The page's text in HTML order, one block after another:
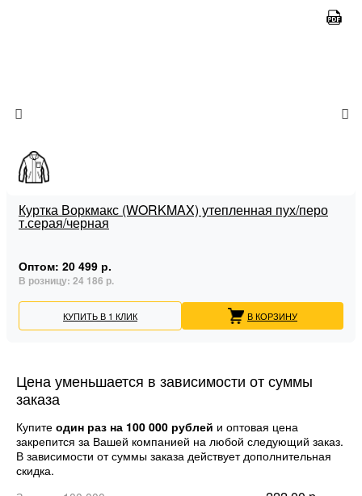
Куртка Воркмакс (WORKMAX) утепленная пух/перо
т.серая/черная
Оптом: 20 499 р.
В розницу: 24 186 р.
КУПИТЬ В 1 КЛИК В КОРЗИНУ
Цена уменьшается в зависимости от суммы
заказа
Купите один раз на 100 000 рублей и оптовая цена
закрепится за Вашей компанией на любой следующий заказ.
В зависимости от суммы заказа действует дополнительная
скидка.